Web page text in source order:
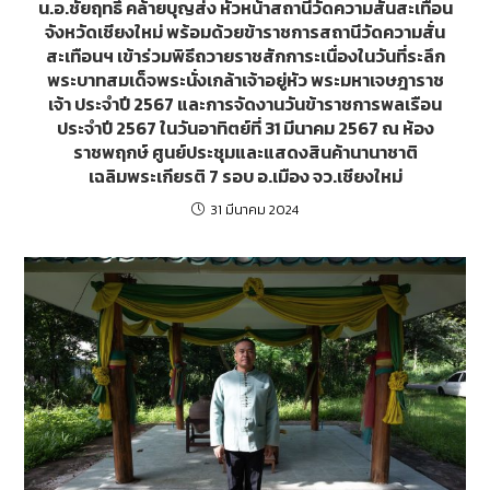
น.อ.ชัยฤทธิ์ คล้ายบุญส่ง หัวหน้าสถานีวัดความสั่นสะเทือน
จังหวัดเชียงใหม่ พร้อมด้วยข้าราชการสถานีวัดความสั่น
สะเทือนฯ เข้าร่วมพิธีถวายราชสักการะเนื่องในวันที่ระลึก
พระบาทสมเด็จพระนั่งเกล้าเจ้าอยู่หัว พระมหาเจษฎาราช
เจ้า ประจำปี 2567 และการจัดงานวันข้าราชการพลเรือน
ประจำปี 2567 ในวันอาทิตย์ที่ 31 มีนาคม 2567 ณ ห้อง
ราชพฤกษ์ ศูนย์ประชุมและแสดงสินค้านานาชาติ
เฉลิมพระเกียรติ 7 รอบ อ.เมือง จว.เชียงใหม่
31 มีนาคม 2024